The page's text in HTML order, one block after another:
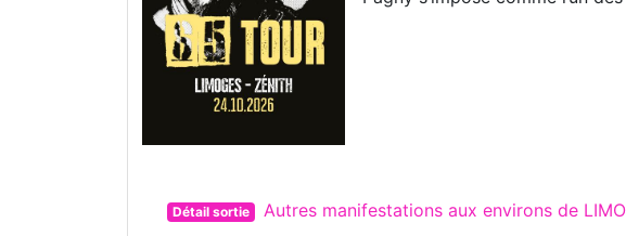
Détail sortie Autres manifestations aux environs de